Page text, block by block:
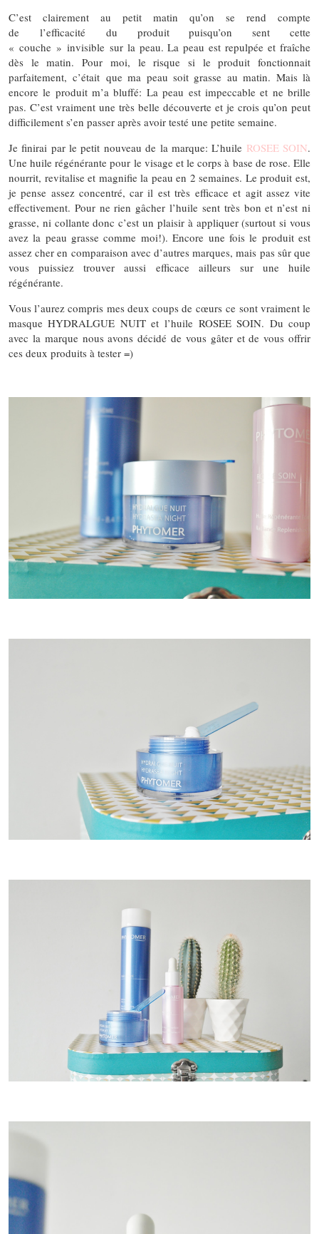
C’est clairement au petit matin qu’on se rend compte
de l’efficacité du produit puisqu’on sent cette
« couche » invisible sur la peau. La peau est repulpée et fraîche
dès le matin. Pour moi, le risque si le produit fonctionnait
parfaitement, c’était que ma peau soit grasse au matin. Mais là
encore le produit m’a bluffé: La peau est impeccable et ne brille
pas. C’est vraiment une très belle découverte et je crois qu’on peut
difficilement s’en passer après avoir testé une petite semaine.
Je finirai par le petit nouveau de la marque: L’huile ROSEE SOIN.
Une huile régénérante pour le visage et le corps à base de rose. Elle
nourrit, revitalise et magnifie la peau en 2 semaines. Le produit est,
je pense assez concentré, car il est très efficace et agit assez vite
effectivement. Pour ne rien gâcher l’huile sent très bon et n’est ni
grasse, ni collante donc c’est un plaisir à appliquer (surtout si vous
avez la peau grasse comme moi!). Encore une fois le produit est
assez cher en comparaison avec d’autres marques, mais pas sûr que
vous puissiez trouver aussi efficace ailleurs sur une huile
régénérante.
Vous l’aurez compris mes deux coups de cœurs ce sont vraiment le
masque HYDRALGUE NUIT et l’huile ROSEE SOIN. Du coup
avec la marque nous avons décidé de vous gâter et de vous offrir
ces deux produits à tester =)